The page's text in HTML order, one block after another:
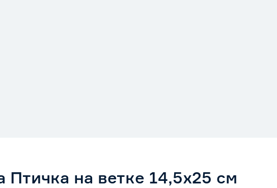
Птичка на ветке 14,5х25 см